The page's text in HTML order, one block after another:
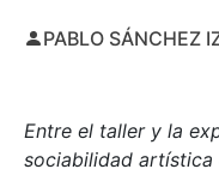
PABLO SÁNCHEZ
Entre el taller y la
sociabilidad artística